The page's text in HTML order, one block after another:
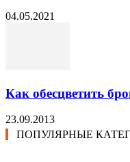
04.05.2021
Как обесцветить
23.09.2013
ПОПУЛЯРНЫЕ